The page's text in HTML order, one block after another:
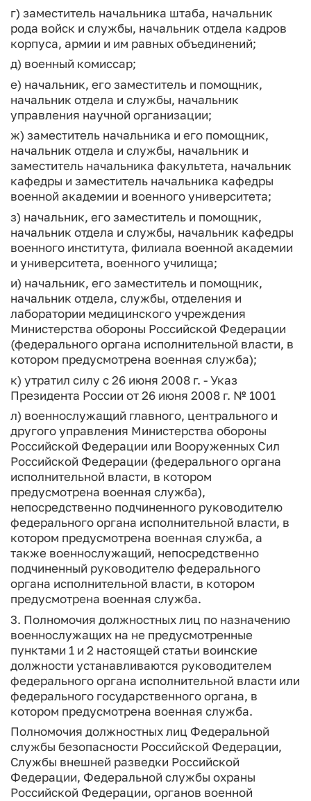
г) заместитель начальника штаба, начальник
рода войск и службы, начальник отдела кадров
корпуса, армии и им равных объединений;
д) военный комиссар;
е) начальник, его заместитель и помощник,
начальник отдела и службы, начальник
управления научной организации;
ж) заместитель начальника и его помощник,
начальник отдела и службы, начальник и
заместитель начальника факультета, начальник
кафедры и заместитель начальника кафедры
военной академии и военного университета;
з) начальник, его заместитель и помощник,
начальник отдела и службы, начальник кафедры
военного института, филиала военной академии
и университета, военного училища;
и) начальник, его заместитель и помощник,
начальник отдела, службы, отделения и
лаборатории медицинского учреждения
Министерства обороны Российской Федерации
(федерального органа исполнительной власти, в
котором предусмотрена военная служба);
к) утратил силу с 26 июня 2008 г. - Указ
Президента России от 26 июня 2008 г. № 1001
л) военнослужащий главного, центрального и
другого управления Министерства обороны
Российской Федерации или Вооруженных Сил
Российской Федерации (федерального органа
исполнительной власти, в котором
предусмотрена военная служба),
непосредственно подчиненного руководителю
федерального органа исполнительной власти, в
котором предусмотрена военная служба, а
также военнослужащий, непосредственно
подчиненный руководителю федерального
органа исполнительной власти, в котором
предусмотрена военная служба.
3. Полномочия должностных лиц по назначению
военнослужащих на не предусмотренные
пунктами 1 и 2 настоящей статьи воинские
должности устанавливаются руководителем
федерального органа исполнительной власти или
федерального государственного органа, в
котором предусмотрена военная служба.
Полномочия должностных лиц Федеральной
службы безопасности Российской Федерации,
Службы внешней разведки Российской
Федерации, Федеральной службы охраны
Российской Федерации, органов военной